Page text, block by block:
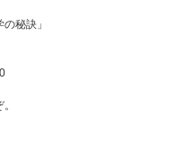
秘訣」